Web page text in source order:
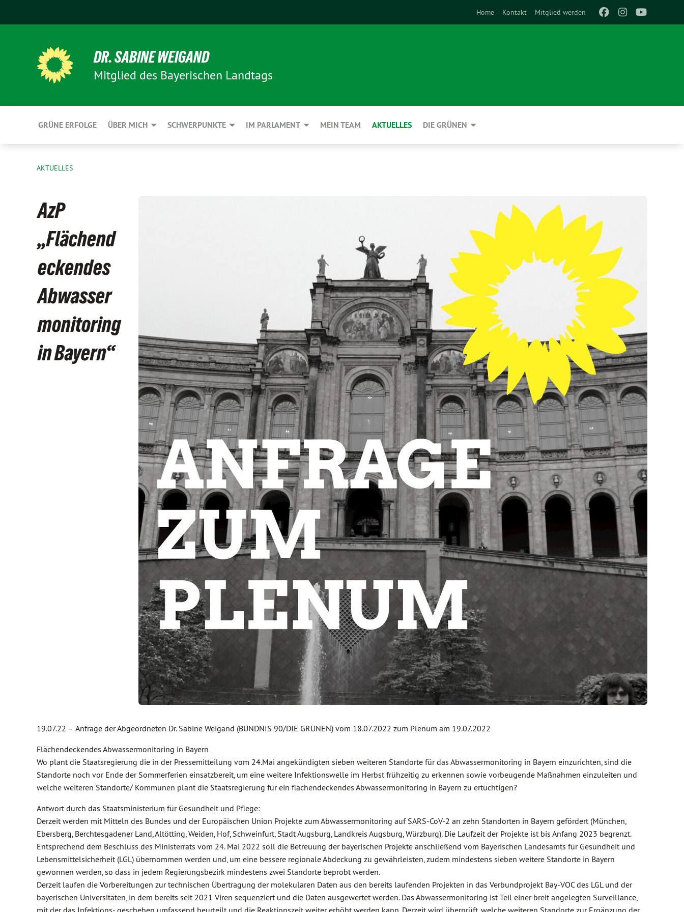
Home Kontakt Mitglied werden
DR. SABINE WEIGAND
Mitglied des Bayerischen Landtags
GRÜNE ERFOLGE ÜBER MICH SCHWERPUNKTE IM PARLAMENT MEIN TEAM AKTUELLES DIE GRÜNEN
AKTUELLES
AzP
„Flächend
eckendes
Abwasser
monitoring
in Bayern“
19.07.22 – Anfrage der Abgeordneten Dr. Sabine Weigand (BÜNDNIS 90/DIE GRÜNEN) vom 18.07.2022 zum Plenum am 19.07.2022
Flächendeckendes Abwassermonitoring in Bayern
Wo plant die Staatsregierung die in der Pressemitteilung vom 24.Mai angekündigten sieben weiteren Standorte für das Abwassermonitoring in Bayern einzurichten, sind die
Standorte noch vor Ende der Sommerferien einsatzbereit, um eine weitere Infektionswelle im Herbst frühzeitig zu erkennen sowie vorbeugende Maßnahmen einzuleiten und
welche weiteren Standorte/ Kommunen plant die Staatsregierung für ein flächendeckendes Abwassermonitoring in Bayern zu ertüchtigen?
Antwort durch das Staatsministerium für Gesundheit und Pflege:
Derzeit werden mit Mitteln des Bundes und der Europäischen Union Projekte zum Abwassermonitoring auf SARS-CoV-2 an zehn Standorten in Bayern gefördert (München,
Ebersberg, Berchtesgadener Land, Altötting, Weiden, Hof, Schweinfurt, Stadt Augsburg, Landkreis Augsburg, Würzburg). Die Laufzeit der Projekte ist bis Anfang 2023 begrenzt.
Entsprechend dem Beschluss des Ministerrats vom 24. Mai 2022 soll die Betreuung der bayerischen Projekte anschließend vom Bayerischen Landesamts für Gesundheit und
Lebensmittelsicherheit (LGL) übernommen werden und, um eine bessere regionale Abdeckung zu gewährleisten, zudem mindestens sieben weitere Standorte in Bayern
gewonnen werden, so dass in jedem Regierungsbezirk mindestens zwei Standorte beprobt werden.
Derzeit laufen die Vorbereitungen zur technischen Übertragung der molekularen Daten aus den bereits laufenden Projekten in das Verbundprojekt Bay-VOC des LGL und der
bayerischen Universitäten, in dem bereits seit 2021 Viren sequenziert und die Daten ausgewertet werden. Das Abwassermonitoring ist Teil einer breit angelegten Surveillance,
mit der das Infektions- geschehen umfassend beurteilt und die Reaktionszeit weiter erhöht werden kann. Derzeit wird überprüft, welche weiteren Standorte zur Ergänzung der